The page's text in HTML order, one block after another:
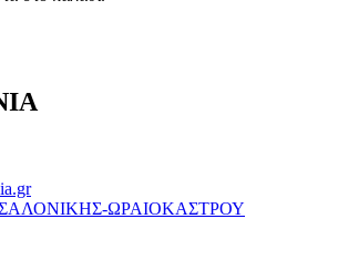
ΩΡΑΙΟΚΑΣΤΡΟΥ